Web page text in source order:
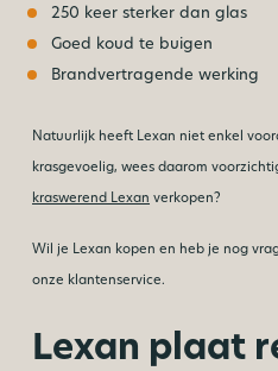
250 keer sterker dan glas
Goed koud te buigen
Brandvertragende werking
Natuurlijk heeft Lexan niet enkel
krasgevoelig, wees daarom
kraswerend Lexan verkopen?
Wil je Lexan kopen en heb je nog
onze klantenservice.
Lexan plaat